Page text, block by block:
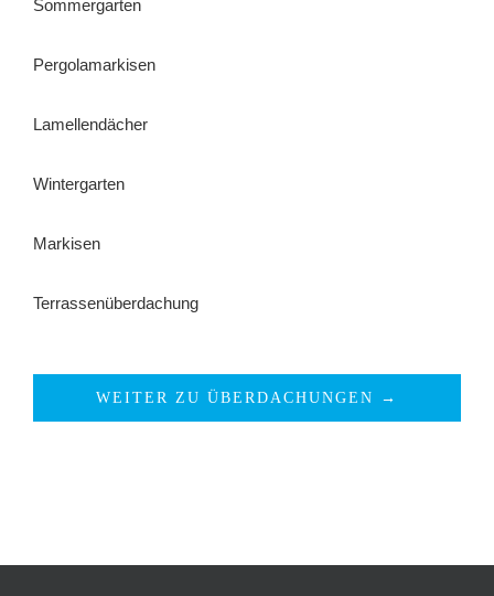
Sommergarten
Pergolamarkisen
Lamellendächer
Wintergarten
Markisen
Terrassenüberdachung
WEITER ZU ÜBERDACHUNGEN →